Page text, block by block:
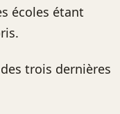
écoles étant
trois dernières